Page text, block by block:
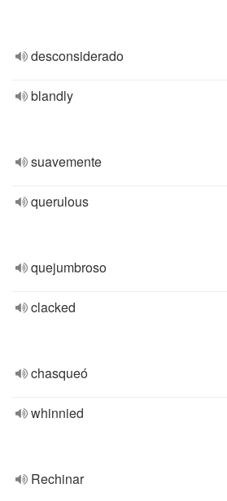
desconsiderado
blandly
suavemente
querulous
quejumbroso
clacked
chasqueó
whinnied
Rechinar